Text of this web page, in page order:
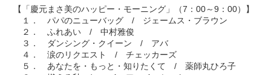
【「慶元まさ美のハッピー・モーニング」（7：00～9：00）】
１． パパのニューバッグ / ジェームス・ブラウン
２． ふれあい / 中村雅俊
３． ダンシング・クイーン / アバ
４． 涙のリクエスト / チェッカーズ
５． あなたを・もっと・知りたくて / 薬師丸ひろ子